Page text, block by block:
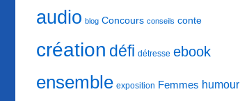
audio blog Concours conseils conte
création défi détresse ebook
ensemble exposition Femmes humour